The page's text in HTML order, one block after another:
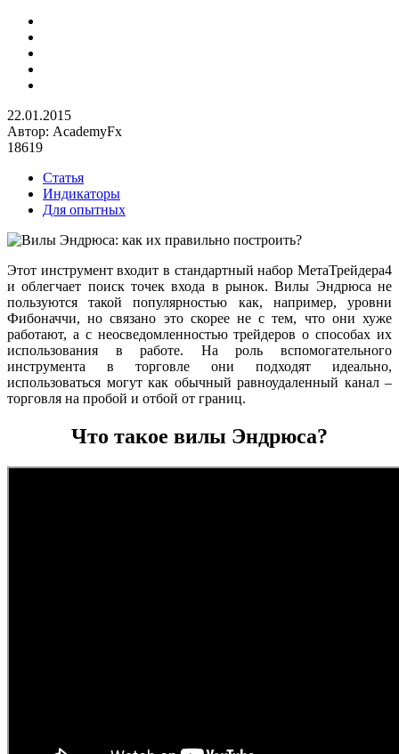
22.01.2015
Автор: AcademyFx
18619
Статья
Индикаторы
Для опытных
Этот инструмент входит в стандартный набор МетаТрейдера4
и облегчает поиск точек входа в рынок. Вилы Эндрюса не
пользуются такой популярностью как, например, уровни
Фибоначчи, но связано это скорее не с тем, что они хуже
работают, а с неосведомленностью трейдеров о способах их
использования в работе. На роль вспомогательного
инструмента в торговле они подходят идеально,
использоваться могут как обычный равноудаленный канал –
торговля на пробой и отбой от границ.
Что такое вилы Эндрюса?